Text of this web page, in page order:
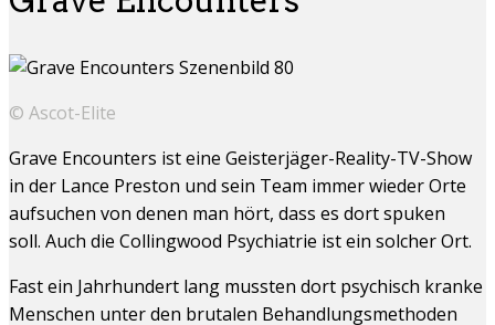
© Ascot-Elite
Grave Encounters ist eine Geisterjäger-Reality-TV-Show
in der Lance Preston und sein Team immer wieder Orte
aufsuchen von denen man hört, dass es dort spuken
soll. Auch die Collingwood Psychiatrie ist ein solcher Ort.
Fast ein Jahrhundert lang mussten dort psychisch kranke
Menschen unter den brutalen Behandlungsmethoden